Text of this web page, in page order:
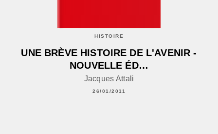
HISTOIRE
UNE BRÈVE HISTOIRE DE L'AVENIR -
NOUVELLE ÉD…
Jacques Attali
26/01/2011